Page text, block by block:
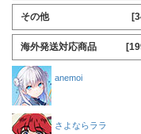
その他
海外発送対応商品
anemoi
さよならララ